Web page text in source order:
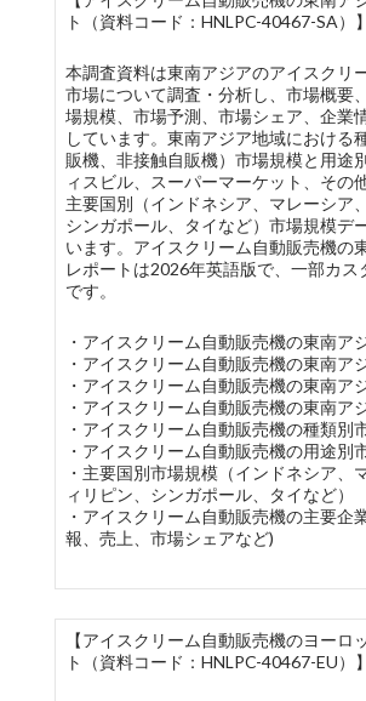
ト（資料コード：HNLPC-40467-SA）】
本調査資料は東南アジアのアイスクリ
市場について調査・分析し、市場概要
場規模、市場予測、市場シェア、企業
しています。東南アジア地域における
販機、非接触自販機）市場規模と用途
ィスビル、スーパーマーケット、その
主要国別（インドネシア、マレーシア
シンガポール、タイなど）市場規模デ
います。アイスクリーム自動販売機の
レポートは2026年英語版で、一部カス
です。
・アイスクリーム自動販売機の東南ア
・アイスクリーム自動販売機の東南ア
・アイスクリーム自動販売機の東南ア
・アイスクリーム自動販売機の東南ア
・アイスクリーム自動販売機の種類別
・アイスクリーム自動販売機の用途別
・主要国別市場規模（インドネシア、
ィリピン、シンガポール、タイなど）
・アイスクリーム自動販売機の主要企
報、売上、市場シェアなど)
【アイスクリーム自動販売機のヨーロ
ト（資料コード：HNLPC-40467-EU）】